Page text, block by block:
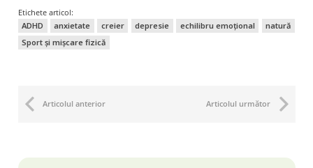
Etichete articol:
ADHD
anxietate creier depresie echilibru emoțional
natură
Sport și mișcare fizică
Articolul anterior Articolul următor